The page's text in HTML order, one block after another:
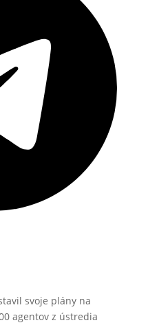
svoje plány na
agentov z ústredia